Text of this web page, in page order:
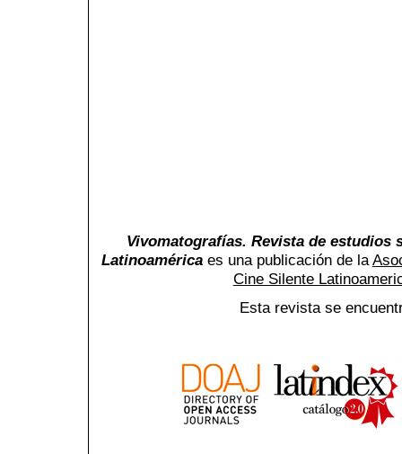
Vivomatografías. Revista de estudios
Latinoaméricaes una publicación de la
Cine Silente
Esta revista se